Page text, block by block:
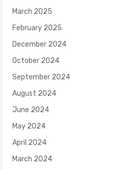
March 2025
February 2025
December 2024
October 2024
September 2024
August 2024
June 2024
May 2024
April 2024
March 2024